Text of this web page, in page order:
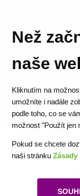
Než
naše
Kliknutím na
umožníte i nadále
podle toho, co se
možnost "Použít jen
Pokud se chcete
naši stránku